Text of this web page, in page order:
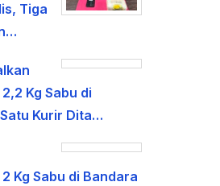
Tiga
Kg Sabu di
Kurir Dita…
Kg Sabu di Bandara